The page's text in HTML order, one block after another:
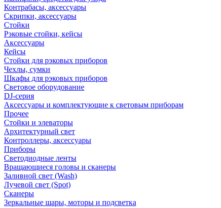
Контрабасы, аксессуары
Скрипки, аксессуары
Стойки
Рэковые стойки, кейсы
Аксессуары
Кейсы
Стойки для рэковых приборов
Чехлы, сумки
Шкафы для рэковых приборов
Световое оборудование
DJ-серия
Аксессуары и комплектующие к световым приборам
Прочее
Стойки и элеваторы
Архитектурный свет
Контроллеры, аксессуары
Приборы
Светодиодные ленты
Вращающиеся головы и сканеры
Заливной свет (Wash)
Лучевой свет (Spot)
Сканеры
Зеркальные шары, моторы и подсветка